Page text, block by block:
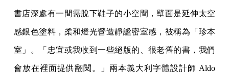
書店深處有一間需脫下鞋子的小空間，壁面是延伸太空
感銀色塗料，柔和燈光營造靜謐密室感，被稱為「珍本
室」。「忠宜或我收到一些絕版的、很老舊的書，我們
會放在裡面提供翻閱。」兩本義大利字體設計師 Aldo